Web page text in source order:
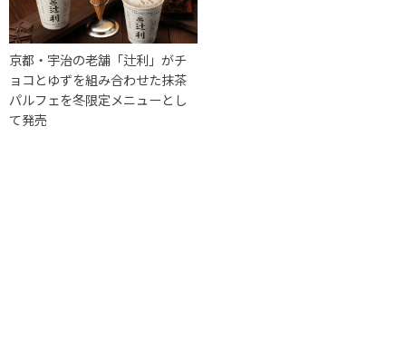
京都・宇治の老舗「辻利」がチ
ョコとゆずを組み合わせた抹茶
パルフェを冬限定メニューとし
て発売